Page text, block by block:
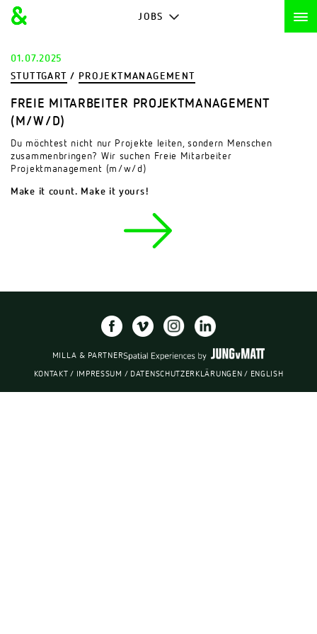
JOBS
01.07.2025
STUTTGART / PROJEKTMANAGEMENT
FREIE MITARBEITER PROJEKTMANAGEMENT
(M/W/D)
Du möchtest nicht nur Projekte leiten, sondern Menschen
zusammenbringen? Wir suchen Freie Mitarbeiter
Projektmanagement (m/w/d)
Make it count. Make it yours!
MILLA & PARTNER
KONTAKT / IMPRESSUM / DATENSCHUTZERKLÄRUNGEN / ENGLISH